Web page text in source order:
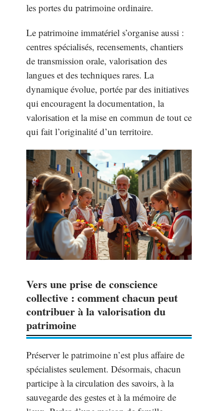
les portes du patrimoine ordinaire.
Le patrimoine immatériel s’organise aussi :
centres spécialisés, recensements, chantiers
de transmission orale, valorisation des
langues et des techniques rares. La
dynamique évolue, portée par des initiatives
qui encouragent la documentation, la
valorisation et la mise en commun de tout ce
qui fait l’originalité d’un territoire.
Vers une prise de conscience
collective : comment chacun peut
contribuer à la valorisation du
patrimoine
Préserver le patrimoine n’est plus affaire de
spécialistes seulement. Désormais, chacun
participe à la circulation des savoirs, à la
sauvegarde des gestes et à la mémoire de